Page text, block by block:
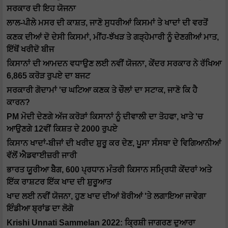
ਸਰਕਾਰ ਦੀ ਇਹ ਯੋਜਨਾ
ਲਾਲ-ਪੀਲੇ ਮਸਰ ਦੀ ਕਾਸ਼ਤ, ਜਾਣੋ ਸੁਧਰੀਆਂ ਕਿਸਮਾਂ ਤੇ ਖਾਦਾਂ ਦੀ ਵਰਤੋਂ
ਕਣਕ ਦੀਆਂ ਦੋ ਦੇਸੀ ਕਿਸਮਾਂ, ਮੀਂਹ-ਝੱਖੜ ਤੇ ਗੜ੍ਹੇਮਾਰੀ ਨੂੰ ਦੇਣਗੀਆਂ ਮਾਤ,
ਇੱਥੋਂ ਖਰੀਦੋ ਬੀਜ
ਕਿਸਾਨਾਂ ਦੀ ਆਮਦਨ ਵਧਾਉਣ ਲਈ ਨਵੀਂ ਯੋਜਨਾ, ਕੇਂਦਰ ਸਰਕਾਰ ਨੇ ਰੱਖਿਆ
6,865 ਕਰੋੜ ਰੁਪਏ ਦਾ ਬਜਟ
ਸਰਕਾਰੀ ਗੋਦਾਮਾਂ 'ਚ ਘਟਿਆ ਕਣਕ ਤੇ ਚੌਲਾਂ ਦਾ ਸਟਾਕ, ਜਾਣੋ ਕਿ ਹੈ
ਕਾਰਨ?
PM ਮੋਦੀ ਦੇਣਗੇ ਅੱਜ ਕਰੋੜਾਂ ਕਿਸਾਨਾਂ ਨੂੰ ਦੀਵਾਲੀ ਦਾ ਤੋਹਫਾ, ਖਾਤੇ 'ਚ
ਆਉਣਗੇ 12ਵੀਂ ਕਿਸ਼ਤ ਦੇ 2000 ਰੁਪਏ
ਕਿਸਾਨ ਖਾਦਾਂ-ਬੀਜਾਂ ਦੀ ਖਰੀਦ ਸ਼ੁਰੂ ਕਰ ਦੇਣ, ਪੂਸਾ ਸੰਸਥਾ ਦੇ ਵਿਗਿਆਨੀਆਂ
ਵੱਲੋਂ ਐਡਵਾਈਜ਼ਰੀ ਜਾਰੀ
ਭਾਰਤ ਯੂਰੀਆ ਬੈਗ, 600 ਪ੍ਰਧਾਨ ਮੰਤਰੀ ਕਿਸਾਨ ਸਮ੍ਰਿਧੀ ਕੇਂਦਰਾਂ ਅਤੇ
ਇੱਕ ਰਾਸ਼ਟਰ ਇੱਕ ਖਾਦ ਦੀ ਸ਼ੁਰੂਆਤ
ਖਾਦ ਲਈ ਨਵੀਂ ਯੋਜਨਾ, ਹੁਣ ਖਾਦ ਦੀਆਂ ਬੋਰੀਆਂ 'ਤੇ ਲਗਾਇਆ ਜਾਵੇਗਾ
ਇੰਡੀਆ ਬ੍ਰਾਂਡ ਦਾ ਲੋਗੋ
Krishi Unnati Sammelan 2022: ਕ੍ਰਿਸ਼ੀ ਜਾਗਰਣ ਦੁਆਰਾ